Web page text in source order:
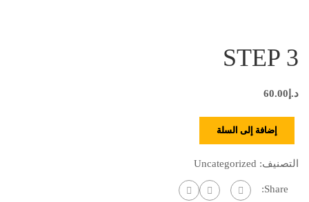
STEP 3
د.إ 60.00
إضافة إلى السلة
التصنيف: Uncategorized
Share: